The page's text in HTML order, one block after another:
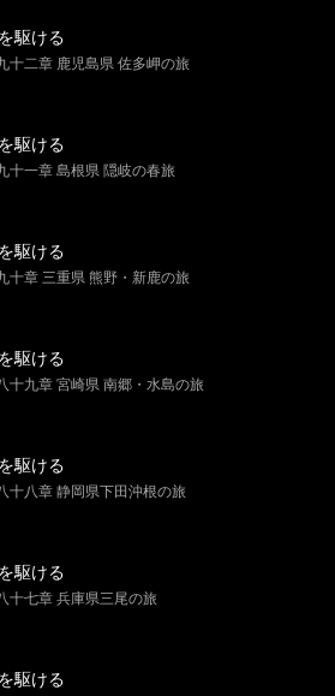
駆ける
十二章 鹿児島県 佐多岬の旅
駆ける
十一章 島根県 隠岐の春旅
駆ける
十章 三重県 熊野・新鹿の旅
駆ける
十九章 宮崎県 南郷・水島の旅
駆ける
十八章 静岡県下田沖根の旅
駆ける
十七章 兵庫県三尾の旅
駆ける